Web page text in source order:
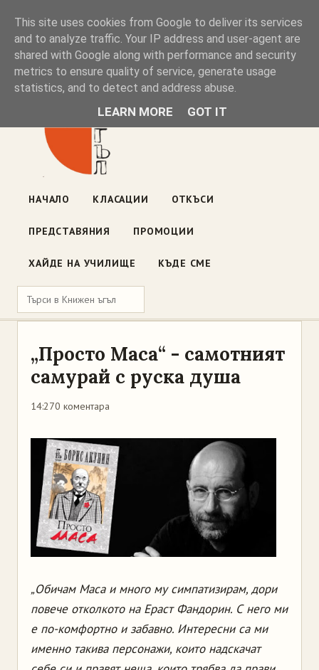
Книжен ъгъл
Блог на книжарницата — класации, откъси, нови книги
ул. „Оборище" 117, София· пон–пет 10:00–19:00 ·
НАЧАЛО КЛАСАЦИИ ОТКЪСИ
ПРЕДСТАВЯНИЯ ПРОМОЦИИ
ХАЙДЕ НА УЧИЛИЩЕ КЪДЕ СМЕ
„Просто Маса“ - самотният
самурай с руска душа
14:270 коментара
„Обичам Маса и много му симпатизирам, дори
повече отколкото на Ераст Фандорин. С него ми
е по-комфортно и забавно. Интересни са ми
именно такива персонажи, които надскачат
This site uses cookies from Google to deliver its services
and to analyze traffic. Your IP address and user-agent are
shared with Google along with performance and security
metrics to ensure quality of service, generate usage
statistics, and to detect and address abuse.
LEARN MORE GOT IT